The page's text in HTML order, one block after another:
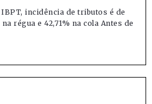
incidência de tributos é de
régua e 42,71% na cola Antes de